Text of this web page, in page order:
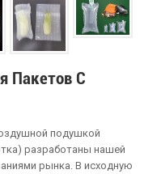
Пакетов С
подушкой
разработаны нашей
рынка. В исходную